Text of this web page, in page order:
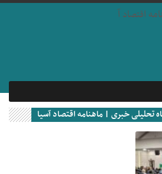
تحلیلی خبری | ماهنامه اقتصاد آسیا